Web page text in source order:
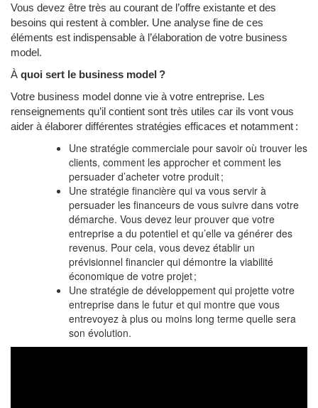
Vous devez être très au courant de l’offre existante et des
besoins qui restent à combler. Une analyse fine de ces
éléments est indispensable à l’élaboration de votre business
model.
À quoi sert le business model ?
Votre business model donne vie à votre entreprise. Les
renseignements qu’il contient sont très utiles car ils vont vous
aider à élaborer différentes stratégies efficaces et notamment :
Une stratégie commerciale pour savoir où trouver les
clients, comment les approcher et comment les
persuader d’acheter votre produit ;
Une stratégie financière qui va vous servir à
persuader les financeurs de vous suivre dans votre
démarche. Vous devez leur prouver que votre
entreprise a du potentiel et qu’elle va générer des
revenus. Pour cela, vous devez établir un
prévisionnel financier qui démontre la viabilité
économique de votre projet ;
Une stratégie de développement qui projette votre
entreprise dans le futur et qui montre que vous
entrevoyez à plus ou moins long terme quelle sera
son évolution.